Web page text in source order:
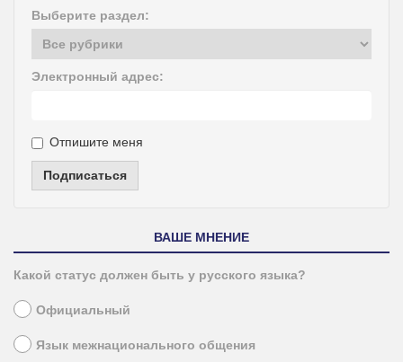
Выберите раздел:
Электронный адрес:
Отпишите меня
Подписаться
ВАШЕ МНЕНИЕ
Какой статус должен быть у русского языка?
Официальный
Язык межнационального общения